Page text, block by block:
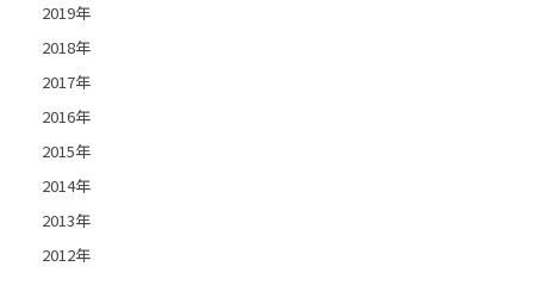
2019年
2018年
2017年
2016年
2015年
2014年
2013年
2012年